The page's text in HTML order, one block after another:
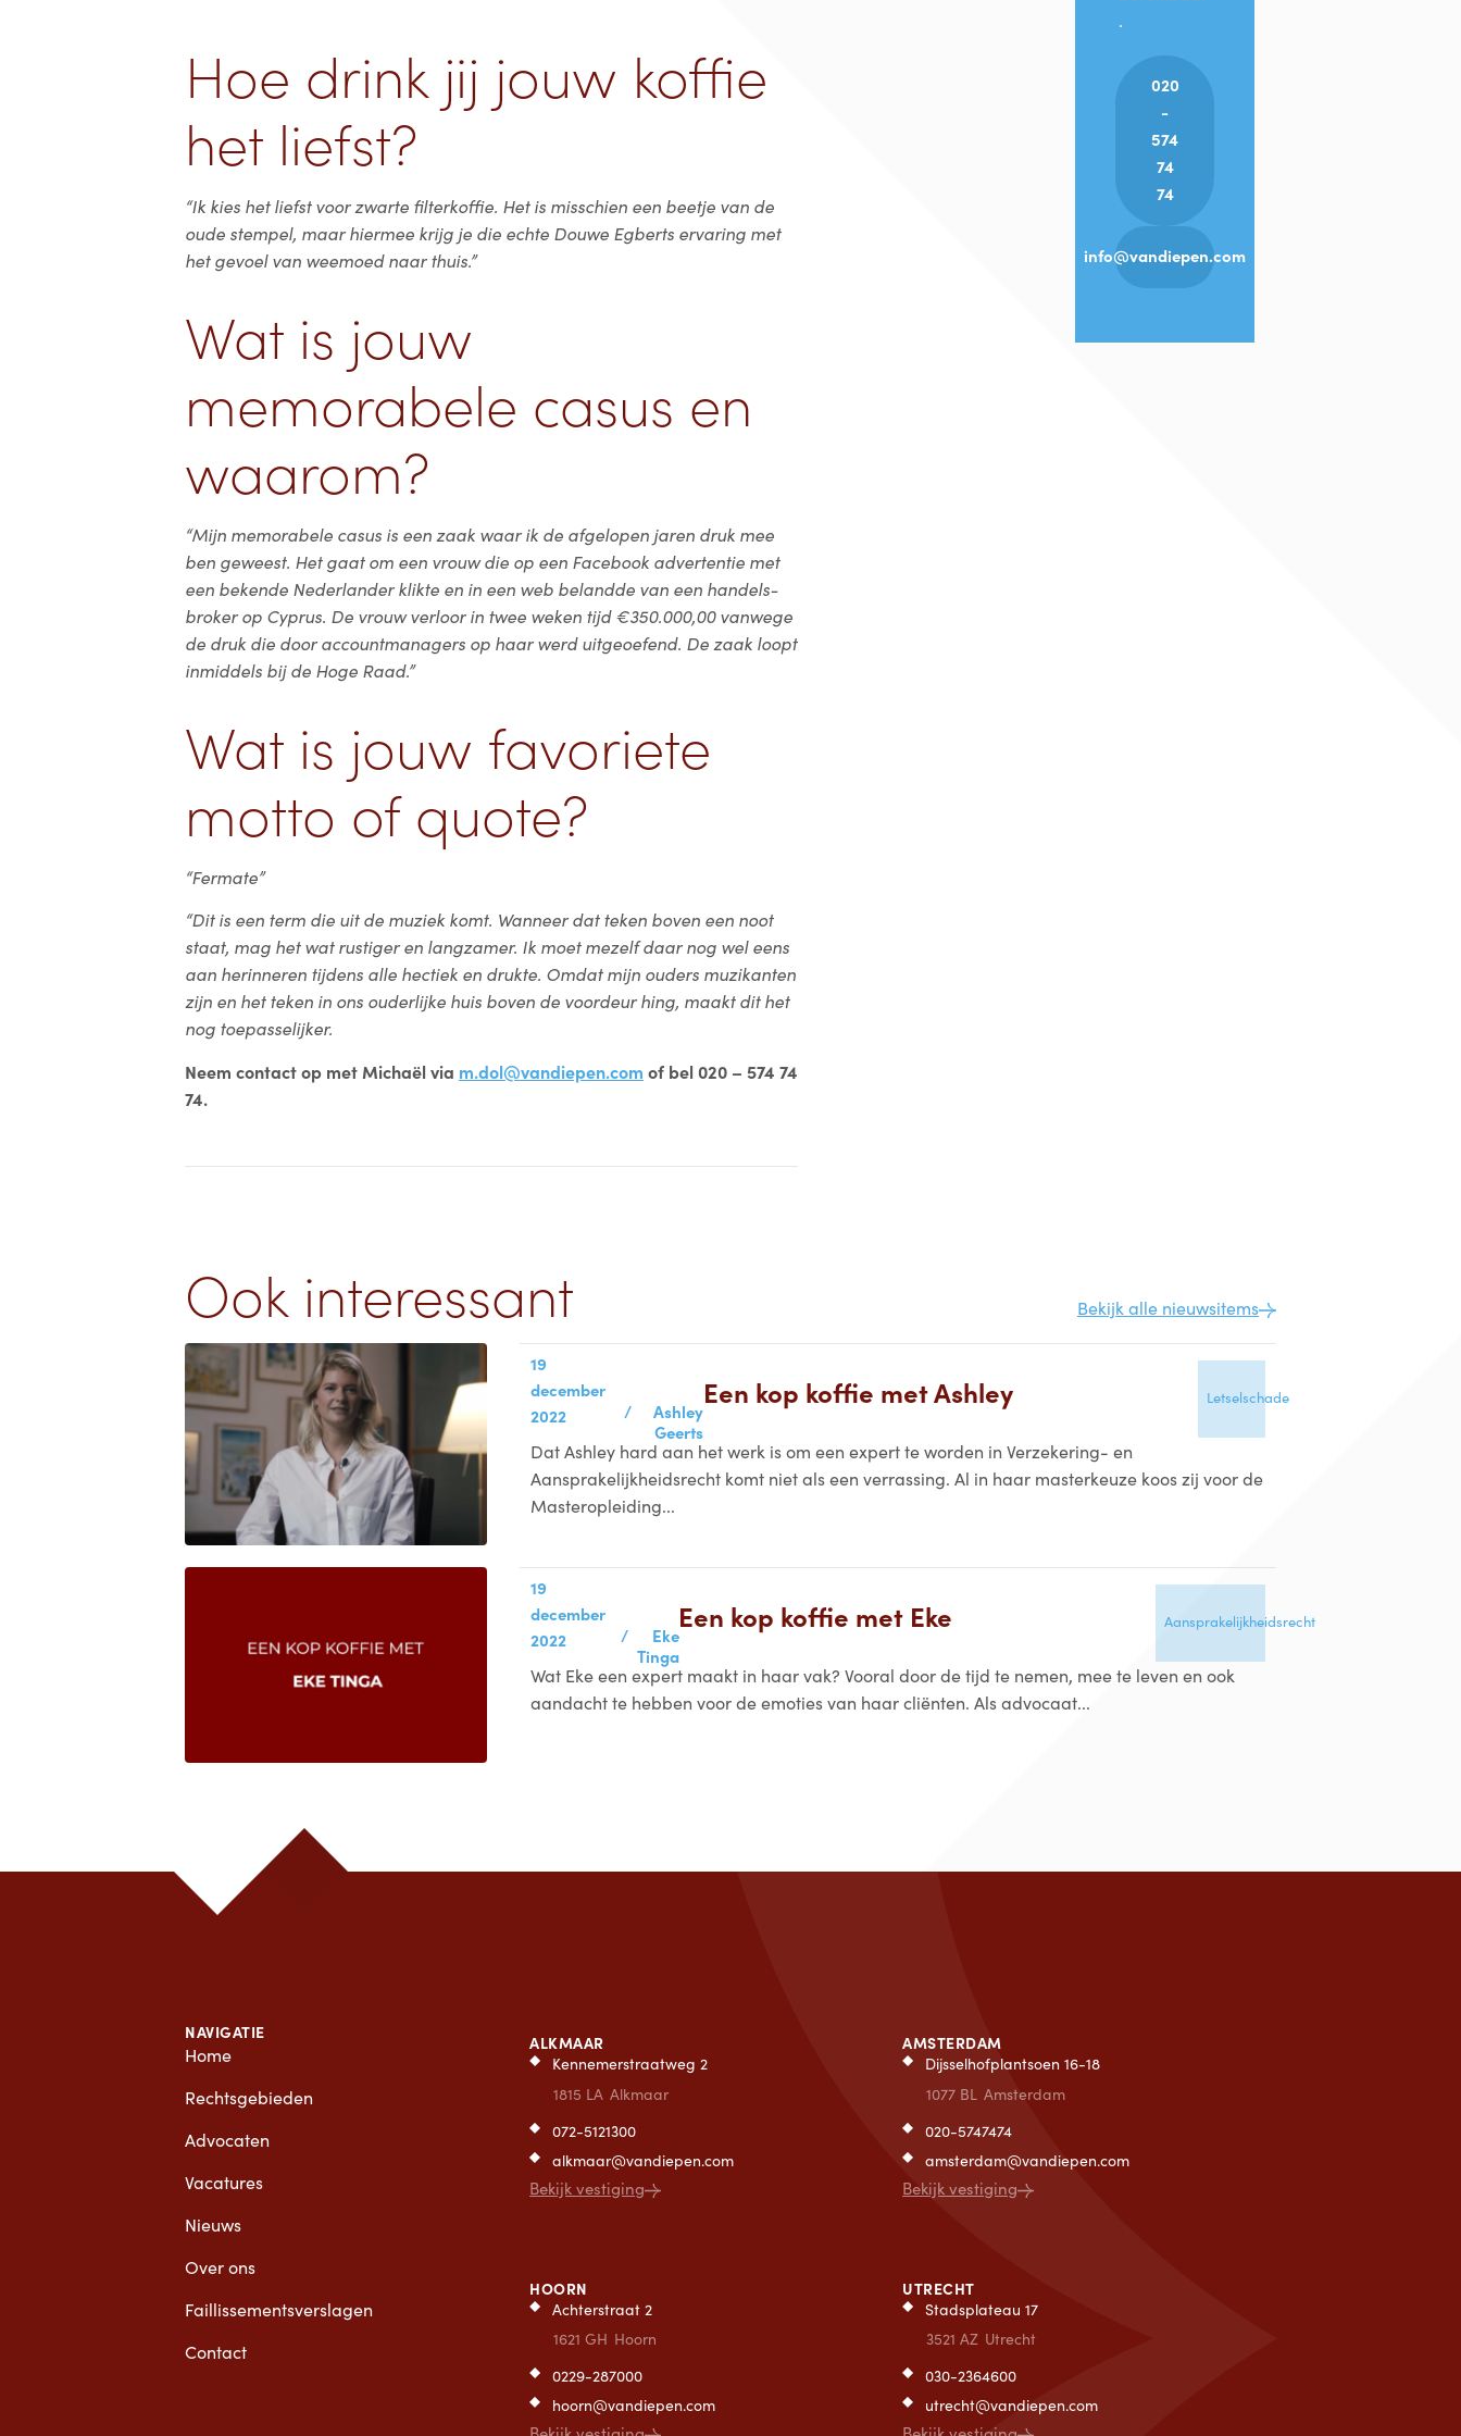
Hoe drink jij jouw koffie
het liefst?
“Ik kies het liefst voor zwarte filterkoffie. Het is misschien een beetje van de
oude stempel, maar hiermee krijg je die echte Douwe Egberts ervaring met
het gevoel van weemoed naar thuis.”
Wat is jouw
memorabele casus en
waarom?
“Mijn memorabele casus is een zaak waar ik de afgelopen jaren druk mee
ben geweest. Het gaat om een vrouw die op een Facebook advertentie met
een bekende Nederlander klikte en in een web belandde van een handels-
broker op Cyprus. De vrouw verloor in twee weken tijd €350.000,00 vanwege
de druk die door accountmanagers op haar werd uitgeoefend. De zaak loopt
inmiddels bij de Hoge Raad.”
Wat is jouw favoriete
motto of quote?
“Fermate”
“Dit is een term die uit de muziek komt. Wanneer dat teken boven een noot
staat, mag het wat rustiger en langzamer. Ik moet mezelf daar nog wel eens
aan herinneren tijdens alle hectiek en drukte. Omdat mijn ouders muzikanten
zijn en het teken in ons ouderlijke huis boven de voordeur hing, maakt dit het
nog toepasselijker.
Neem contact op met Michaël via m.dol@vandiepen.com of bel 020 – 574 74
74.
.
020
-
574
74
74
info@vandiepen.com
Ook interessant Bekijk alle nieuwsitems
19
december
2022
/
Ashley
Geerts
Een kop koffie met Ashley Letselschade
Dat Ashley hard aan het werk is om een expert te worden in Verzekering- en
Aansprakelijkheidsrecht komt niet als een verrassing. Al in haar masterkeuze koos zij voor de
Masteropleiding...
19
december
2022
/
Eke
Tinga
Een kop koffie met Eke Aansprakelijkheidsrecht
Wat Eke een expert maakt in haar vak? Vooral door de tijd te nemen, mee te leven en ook
aandacht te hebben voor de emoties van haar cliënten. Als advocaat...
NAVIGATIE
Home
Rechtsgebieden
Advocaten
Vacatures
Nieuws
Over ons
Faillissementsverslagen
Contact
ALKMAAR
Kennemerstraatweg 2
1815 LA Alkmaar
072-5121300
alkmaar@vandiepen.com
Bekijk vestiging
AMSTERDAM
Dijsselhofplantsoen 16-18
1077 BL Amsterdam
020-5747474
amsterdam@vandiepen.com
Bekijk vestiging
HOORN
Achterstraat 2
1621 GH Hoorn
0229-287000
hoorn@vandiepen.com
UTRECHT
Stadsplateau 17
3521 AZ Utrecht
030-2364600
utrecht@vandiepen.com